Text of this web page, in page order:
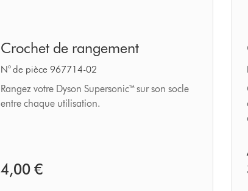
de
rangement
Crochet de rangement
N° de pièce 967714-02
Rangez votre Dyson Supersonic™ sur son socle
entre chaque utilisation.
4,00 €